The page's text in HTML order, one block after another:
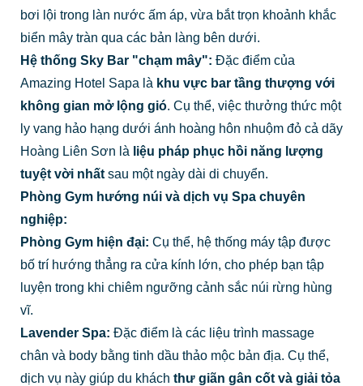
bơi lội trong làn nước ấm áp, vừa bắt trọn khoảnh khắc
biển mây tràn qua các bản làng bên dưới.
Hệ thống Sky Bar "chạm mây": Đặc điểm của
Amazing Hotel Sapa là khu vực bar tầng thượng với
không gian mở lộng gió. Cụ thể, việc thưởng thức một
ly vang hảo hạng dưới ánh hoàng hôn nhuộm đỏ cả dãy
Hoàng Liên Sơn là liệu pháp phục hồi năng lượng
tuyệt vời nhấtsau một ngày dài di chuyển.
Phòng Gym hướng núi và dịch vụ Spa chuyên
nghiệp:
Phòng Gym hiện đại: Cụ thể, hệ thống máy tập được
bố trí hướng thẳng ra cửa kính lớn, cho phép bạn tập
luyện trong khi chiêm ngưỡng cảnh sắc núi rừng hùng
vĩ.
Lavender Spa: Đặc điểm là các liệu trình massage
chân và body bằng tinh dầu thảo mộc bản địa. Cụ thể,
dịch vụ này giúp du khách thư giãn gân cốt và giải tỏa